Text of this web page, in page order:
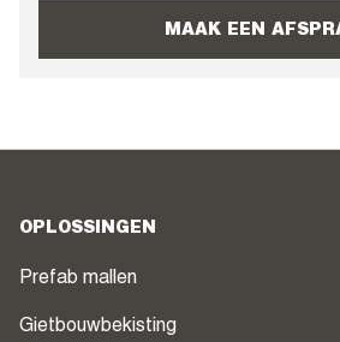
MAAK EEN
OPLOSSINGEN
Prefab mallen
Gietbouwbekisting